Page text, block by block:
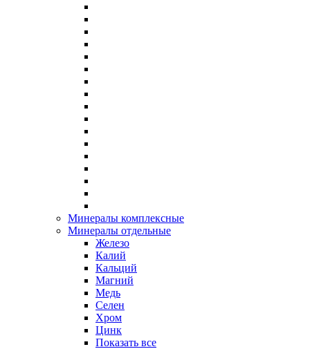
Минералы комплексные
Минералы отдельные
Железо
Калий
Кальций
Магний
Медь
Селен
Хром
Цинк
Показать все